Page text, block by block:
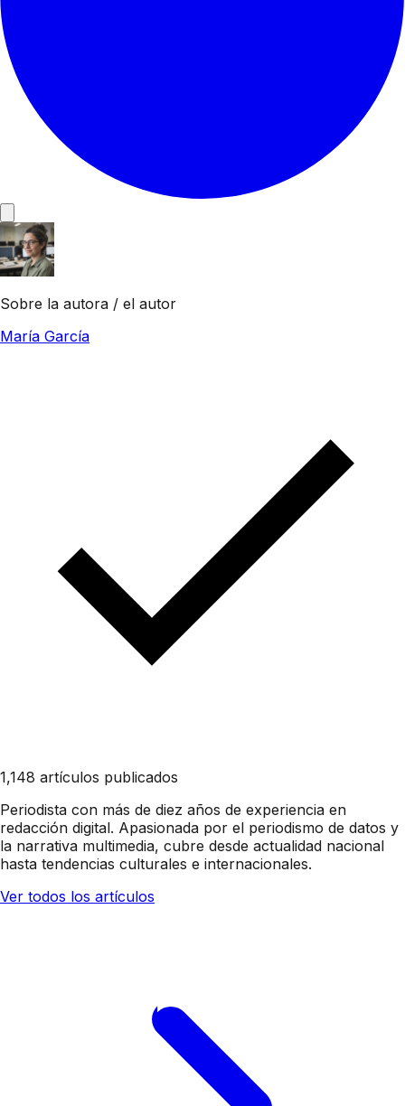
Sobre la autora / el autor
María García
1,148 artículos publicados
Periodista con más de diez años de experiencia en
redacción digital. Apasionada por el periodismo de datos y
la narrativa multimedia, cubre desde actualidad nacional
hasta tendencias culturales e internacionales.
Ver todos los artículos